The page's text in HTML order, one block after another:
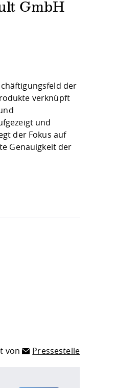
GmbH
der
verknüpft
und
der Fokus auf
Genauigkeit der
von Pressestelle